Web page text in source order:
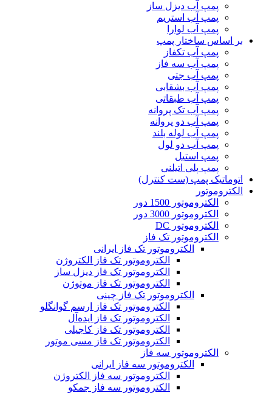
پمپ آب دیزل ساز
پمپ آب استریم
پمپ آب لوارا
بر اساس ساختار پمپ
پمپ آب تکفاز
پمپ آب سه فاز
پمپ آب جتی
پمپ آب بشقابی
پمپ آب طبقاتی
پمپ آب تک پروانه
پمپ آب دو پروانه
پمپ آب لوله بلند
پمپ آب دو لول
پمپ استیل
پمپ پلی اتیلنی
اتوماتیک پمپ (ست کنترل)
الکتروموتور
الکتروموتور 1500 دور
الکتروموتور 3000 دور
الکتروموتور DC
الکتروموتور تک فاز
الکتروموتور تک فاز ایرانی
الکتروموتور تک فاز الکتروژن
الکتروموتور تک فاز دیزل ساز
الکتروموتور تک فاز موتوژن
الکتروموتور تک فاز چینی
الکتروموتور تک فاز ارسم گوانگلو
الکتروموتور تک فاز ایده‌آل
الکتروموتور تک فاز کاجیلی
الکتروموتور تک فاز مسی موتور
الکتروموتور سه فاز
الکتروموتور سه فاز ایرانی
الکتروموتور سه فاز الکتروژن
الکتروموتور سه فاز جمکو